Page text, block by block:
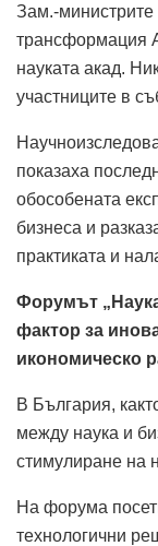
Зам.-министрите
трансформация
науката акад.
участниците в
показаха
обособената
бизнеса и
практиката и
Форумът
фактор за
икономическо
В България,
между наука и
стимулиране на
На форума
технологични